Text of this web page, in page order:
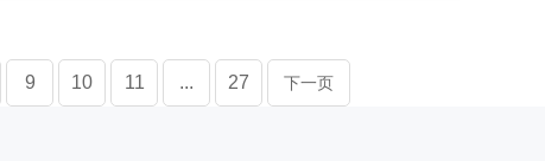
9 10 11 ... 27 下一页